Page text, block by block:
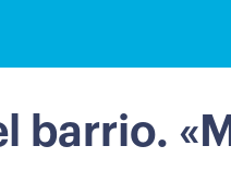
barrio.